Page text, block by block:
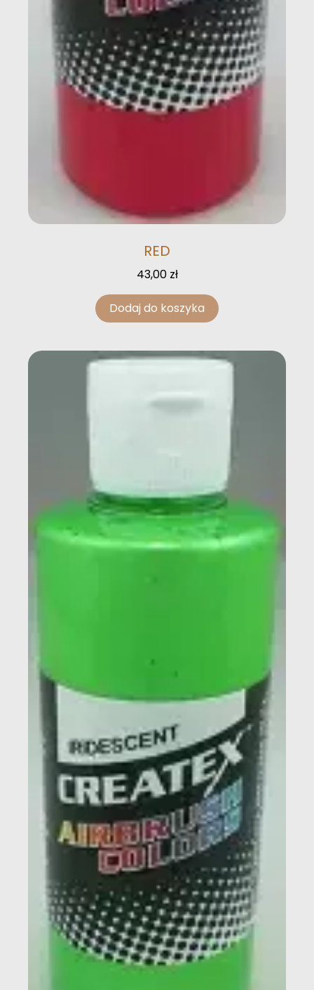
RED
43,00 zł
Dodaj do koszyka